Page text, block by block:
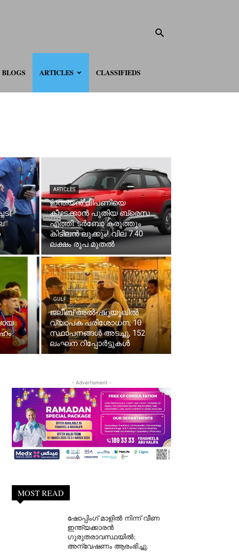
BLOGS ARTICLES CLASSIFIEDS
ARTICLES
ഇന്ത്യൻ വിപണിയെ
കീഴടക്കാന്‍ പുതിയ ബ്രെസ
എത്തി: ടർബോ കരുത്തും
കിടിലൻ ലുക്കും! വില 7.40
ലക്ഷം രൂപ മുതൽ
GULF
ജലീബ് അൽ-ഷുയൂഖിൽ
വ്യാപക പരിശോധന; 10
സ്ഥാപനങ്ങൾ അടച്ചു, 152
ലംഘന റിപ്പോർട്ടുകൾ
- Advertisment -
MOST READ
ഷോപ്പിംഗ് മാളിൽ നിന്ന് വീണ
ഇന്ത്യക്കാരൻ
ഗുരുതരാവസ്ഥയിൽ;
അന്വേഷണം ആരംഭിച്ചു.